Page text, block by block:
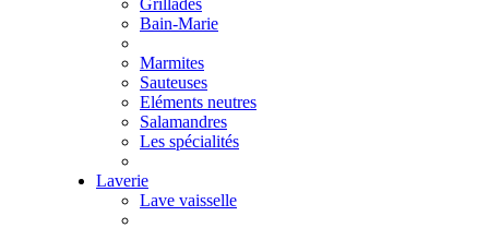
Grillades
Bain-Marie
Marmites
Sauteuses
Eléments neutres
Salamandres
Les spécialités
Laverie
Lave vaisselle